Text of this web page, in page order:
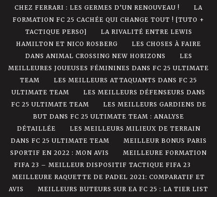
CHEZ FERRARI : LES GERMES D’UN RENOUVEAU !
LA
FORMATION FC 25 CACHÉE QUI CHANGE TOUT ! [TUTO +
TACTIQUE PERSO]
LA RIVALITÉ ENTRE LEWIS
HAMILTON ET NICO ROSBERG
LES CHOSES À FAIRE
DANS ANIMAL CROSSING NEW HORIZONS
LES
MEILLEURES JOUEUSES FÉMININES DANS FC 25 ULTIMATE
TEAM
LES MEILLEURS ATTAQUANTS DANS FC 25
ULTIMATE TEAM
LES MEILLEURS DÉFENSEURS DANS
FC 25 ULTIMATE TEAM
LES MEILLEURS GARDIENS DE
BUT DANS FC 25 ULTIMATE TEAM : ANALYSE
DÉTAILLÉE
LES MEILLEURS MILIEUX DE TERRAIN
DANS FC 25 ULTIMATE TEAM
MEILLEUR BONUS PARIS
SPORTIF EN 2022 : MON AVIS
MEILLEURE FORMATION
FIFA 23 – MEILLEUR DISPOSITIF TACTIQUE FIFA 23
MEILLEURE RAQUETTE DE PADEL 2021: COMPARATIF ET
AVIS
MEILLEURS BUTEURS SUR EA FC 25 : LA TIER LIST